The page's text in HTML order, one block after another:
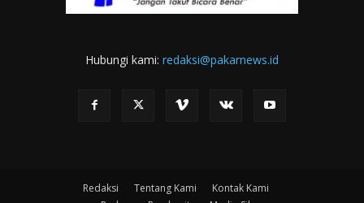
Hubungi kami: redaksi@pakarnews.id
Redaksi Tentang Kami
Kontak Kami